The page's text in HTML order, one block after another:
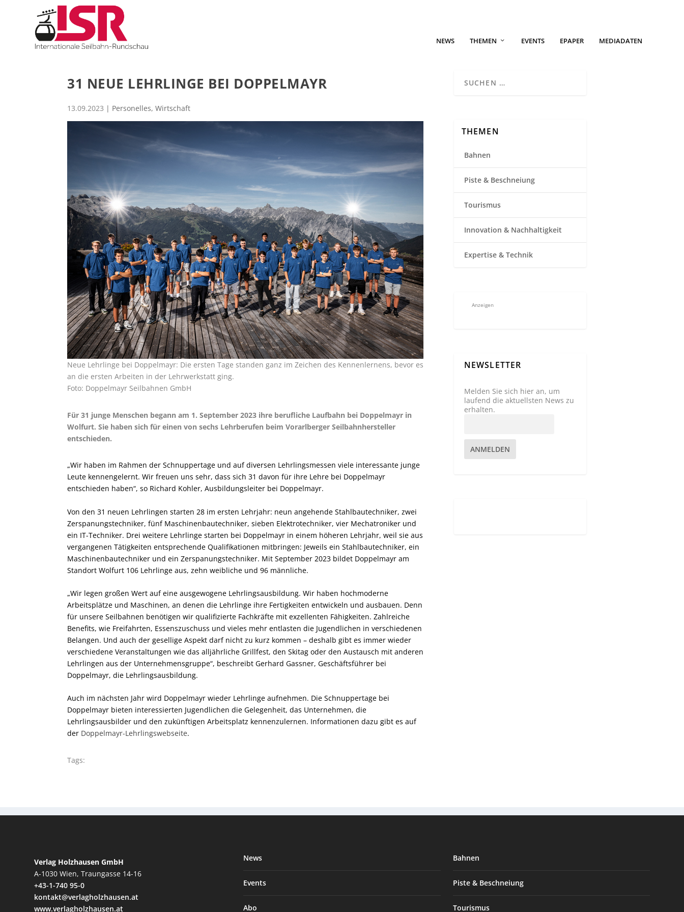
NEWS THEMEN EVENTS EPAPER MEDIADATEN
31 NEUE LEHRLINGE BEI DOPPELMAYR
13.09.2023 | Personelles, Wirtschaft
Neue Lehrlinge bei Doppelmayr: Die ersten Tage standen ganz im Zeichen des Kennenlernens, bevor es
an die ersten Arbeiten in der Lehrwerkstatt ging.
Foto: Doppelmayr Seilbahnen GmbH
Für 31 junge Menschen begann am 1. September 2023 ihre berufliche Laufbahn bei Doppelmayr in
Wolfurt. Sie haben sich für einen von sechs Lehrberufen beim Vorarlberger Seilbahnhersteller
entschieden.
„Wir haben im Rahmen der Schnuppertage und auf diversen Lehrlingsmessen viele interessante junge
Leute kennengelernt. Wir freuen uns sehr, dass sich 31 davon für ihre Lehre bei Doppelmayr
entschieden haben“, so Richard Kohler, Ausbildungsleiter bei Doppelmayr.
Von den 31 neuen Lehrlingen starten 28 im ersten Lehrjahr: neun angehende Stahlbautechniker, zwei
Zerspanungstechniker, fünf Maschinenbautechniker, sieben Elektrotechniker, vier Mechatroniker und
ein IT-Techniker. Drei weitere Lehrlinge starten bei Doppelmayr in einem höheren Lehrjahr, weil sie aus
vergangenen Tätigkeiten entsprechende Qualifikationen mitbringen: Jeweils ein Stahlbautechniker, ein
Maschinenbautechniker und ein Zerspanungstechniker. Mit September 2023 bildet Doppelmayr am
Standort Wolfurt 106 Lehrlinge aus, zehn weibliche und 96 männliche.
„Wir legen großen Wert auf eine ausgewogene Lehrlingsausbildung. Wir haben hochmoderne
Arbeitsplätze und Maschinen, an denen die Lehrlinge ihre Fertigkeiten entwickeln und ausbauen. Denn
für unsere Seilbahnen benötigen wir qualifizierte Fachkräfte mit exzellenten Fähigkeiten. Zahlreiche
Benefits, wie Freifahrten, Essenszuschuss und vieles mehr entlasten die Jugendlichen in verschiedenen
Belangen. Und auch der gesellige Aspekt darf nicht zu kurz kommen – deshalb gibt es immer wieder
verschiedene Veranstaltungen wie das alljährliche Grillfest, den Skitag oder den Austausch mit anderen
Lehrlingen aus der Unternehmensgruppe“, beschreibt Gerhard Gassner, Geschäftsführer bei
Doppelmayr, die Lehrlingsausbildung.
Auch im nächsten Jahr wird Doppelmayr wieder Lehrlinge aufnehmen. Die Schnuppertage bei
Doppelmayr bieten interessierten Jugendlichen die Gelegenheit, das Unternehmen, die
Lehrlingsausbilder und den zukünftigen Arbeitsplatz kennenzulernen. Informationen dazu gibt es auf
der Doppelmayr-Lehrlingswebseite.
Tags:
THEMEN
Bahnen
Piste & Beschneiung
Tourismus
Innovation & Nachhaltigkeit
Expertise & Technik
Anzeigen
NEWSLETTER
Melden Sie sich hier an, um
laufend die aktuellsten News zu
erhalten.
ANMELDEN
Verlag Holzhausen GmbH
A-1030 Wien, Traungasse 14-16
+43-1-740 95-0
kontakt@verlagholzhausen.at
www.verlagholzhausen.at
News
Events
Abo
Bahnen
Piste & Beschneiung
Tourismus